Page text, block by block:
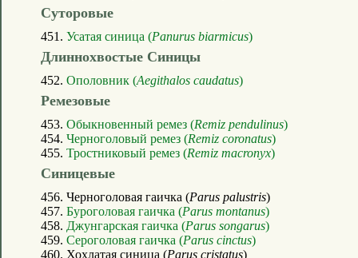
Суторовые
451. Усатая синица (Panurus biarmicus)
Длиннохвостые Синицы
452. Ополовник (Aegithalos caudatus)
Ремезовые
453. Обыкновенный ремез (Remiz pendulinus)
454. Черноголовый ремез (Remiz coronatus)
455. Тростниковый ремез (Remiz macronyx)
Синицевые
456. Черноголовая гаичка (Parus palustris)
457. Буроголовая гаичка (Parus montanus)
458. Джунгарская гаичка (Parus songarus)
459. Сероголовая гаичка (Parus cinctus)
460. Хохлатая синица (Parus cristatus)